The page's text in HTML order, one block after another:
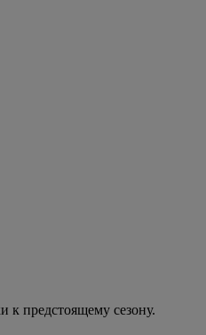
к предстоящему сезону.